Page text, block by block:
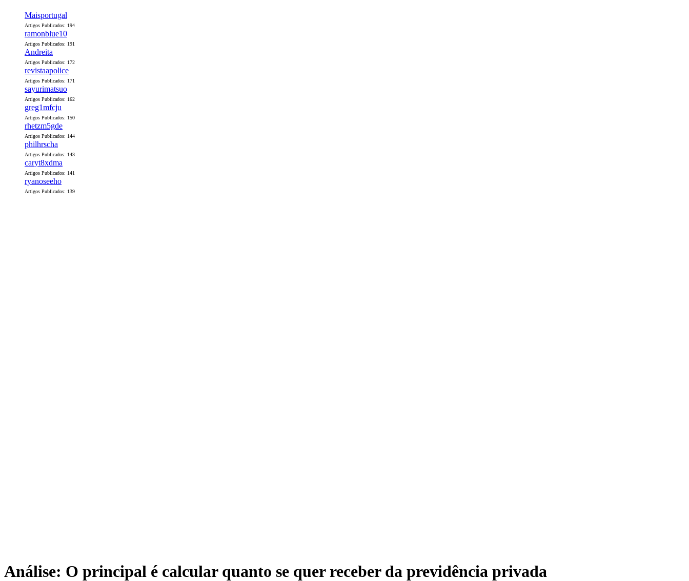
Maisportugal
Artigos Publicados: 194
ramonblue10
Artigos Publicados: 191
Andreita
Artigos Publicados: 172
revistaapolice
Artigos Publicados: 171
sayurimatsuo
Artigos Publicados: 162
greg1mfcju
Artigos Publicados: 150
rhetzm5gde
Artigos Publicados: 144
philhrscha
Artigos Publicados: 143
caryt8xdma
Artigos Publicados: 141
ryanoseeho
Artigos Publicados: 139
Análise: O principal é calcular quanto se quer receber da previdência privada